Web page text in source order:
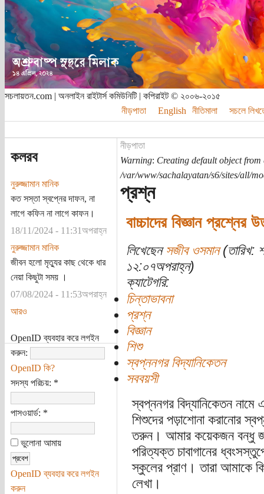
সচলায়তন.com | অনলাইন রাইটার্স কমিউনিটি | কপিরাইট © ২০০৬-২০১৫
নীড়পাতা
English নীতিমালা সচলে
কলরব
নুরুজ্জামান মানিক
কত সস্তা স্বপ্নের দাফন, না
লাগে কফিন না লাগে কাফন।
18/11/2024 - 11:31অপরাহ্ন
নুরুজ্জামান মানিক
জীবন হলো মৃত্যুর কাছ থেকে ধার
নেয়া কিছুটা সময় ।
07/08/2024 - 11:53অপরাহ্ন
আরও
OpenID ব্যবহার করে লগইন
করুন:
OpenID কি?
সদস্য পরিচয়: *
পাসওয়ার্ড: *
ভুলোনা আমায়
OpenID ব্যবহার করে লগইন
করুন
নীড়পাতা
Warning: Creating default object from
/var/www/sachalayatan/s6/sites/all/
প্রশ্ন
বাচ্চাদের বিজ্ঞান প্রশ্নের
লিখেছেন সজীব ওসমান(তারিখ:
১২:০৭অপরাহ্ন)
ক্যাটেগরি:
চিন্তাভাবনা
প্রশ্ন
বিজ্ঞান
শিশু
স্বপ্ননগর বিদ্যানিকেতন
সববয়সী
স্বপ্ননগর বিদ্যানিকেতন
শিশুদের পড়াশোনা করানোর
তরুন। আমার কয়েকজন বন্ধু
পরিত্যক্ত চাবাগানের
স্কুলের প্রাণ। তারা আমাকে
লেখা।